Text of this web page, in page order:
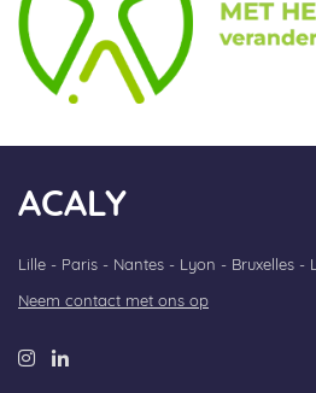
ACALY
Lille - Paris - Nantes - Lyon - Bruxelles -
Neem contact met ons op